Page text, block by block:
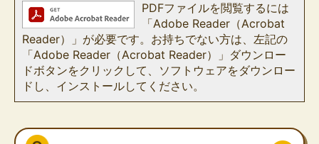
PDFファイルを閲覧するには
「Adobe Reader（Acrobat
Reader）」が必要です。お持ちでない方は、左記の
「Adobe Reader（Acrobat Reader）」ダウンロー
ドボタンをクリックして、ソフトウェアをダウンロー
ドし、インストールしてください。